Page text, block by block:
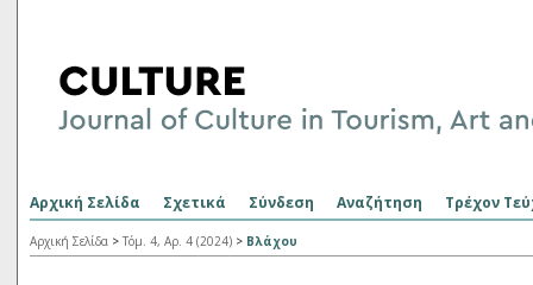
Αρχική Σελίδα Σχετικά Σύνδεση Αναζήτηση Τρέχον
Αρχική Σελίδα > Τόμ. 4, Αρ. 4 (2024) > Βλάχου